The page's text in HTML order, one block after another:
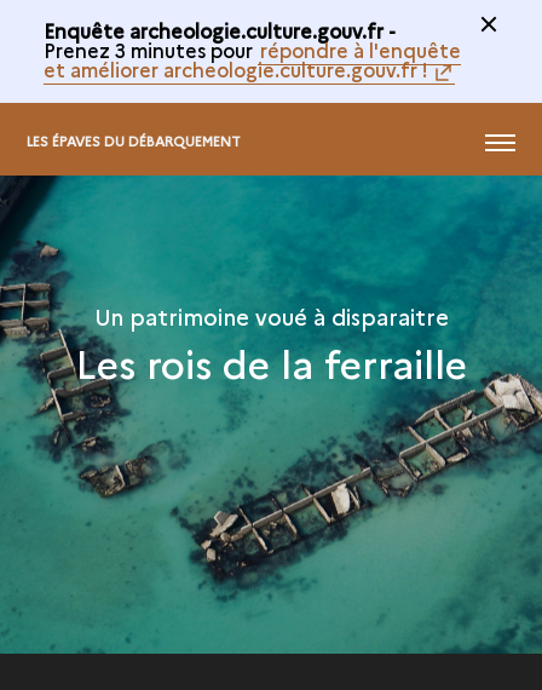
Enquête archeologie.culture.gouv.fr -
Prenez 3 minutes pour répondre à l'enquête
et améliorer archeologie.culture.gouv.fr !
LES ÉPAVES DU DÉBARQUEMENT MENU
Un patrimoine voué à disparaitre
Les rois de la ferraille